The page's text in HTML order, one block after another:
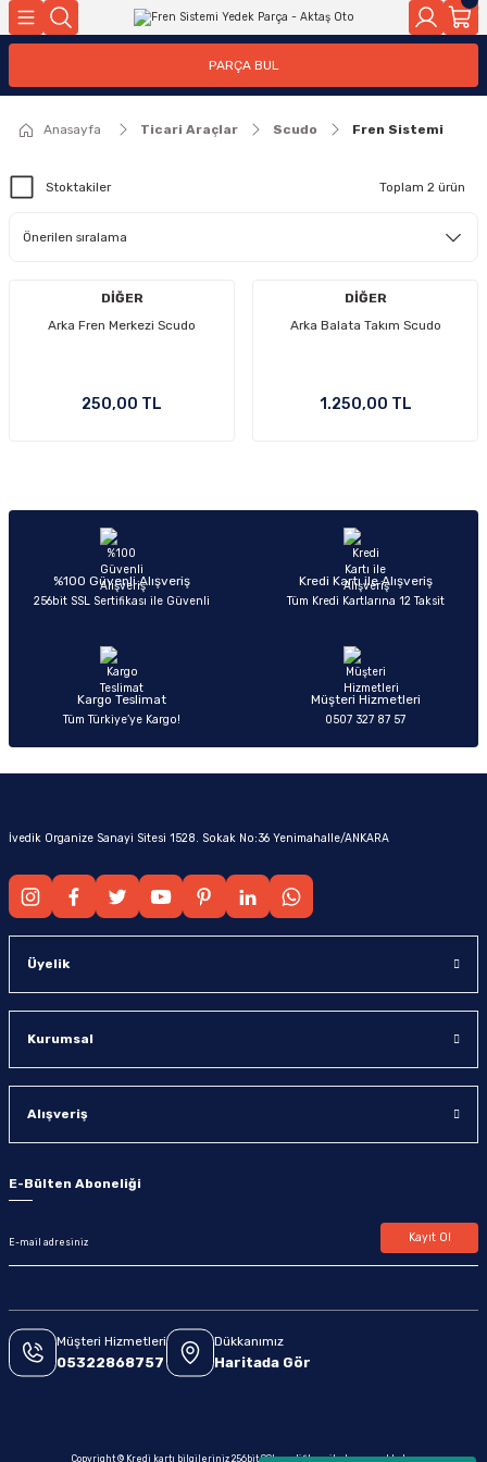
PARÇA BUL
Anasayfa Ticari Araçlar Scudo Fren Sistemi
Stoktakiler Toplam 2 ürün
DİĞER
Arka Fren Merkezi Scudo
250,00 TL
DİĞER
Arka Balata Takım Scudo
1.250,00 TL
%100 Güvenli Alışveriş
256bit SSL Sertifikası ile Güvenli
Kredi Kartı ile Alışveriş
Tüm Kredi Kartlarına 12 Taksit
Kargo Teslimat
Tüm Türkiye’ye Kargo!
Müşteri Hizmetleri
0507 327 87 57
İvedik Organize Sanayi Sitesi 1528. Sokak No:36 Yenimahalle/ANKARA
Üyelik
Kurumsal
Alışveriş
E-Bülten Aboneliği
Kayıt Ol
Müşteri Hizmetleri
05322868757
Dükkanımız
Haritada Gör
Copyright © Kredi kartı bilgileriniz 256bit SSL sertifikası ile korunmaktadır.